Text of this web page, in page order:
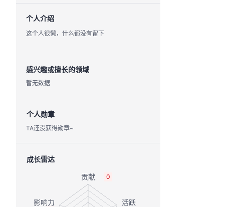
个人介绍
这个人很懒，什么都没有留下
感兴趣或擅长的领域
暂无数据
个人勋章
TA还没获得勋章~
成长雷达
0